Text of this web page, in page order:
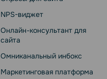
NPS-виджет
Онлайн-консультант для
сайта
Омниканальный инбокс
Маркетинговая платформа